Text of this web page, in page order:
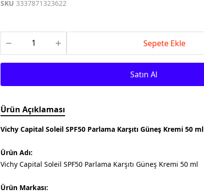
SKU 3337871323622
Sepete Ekle
Satın Al
Ürün Açıklaması
Vichy Capital Soleil SPF50 Parlama Karşıtı Güneş Kremi 50 ml
Ürün Adı:
Vichy Capital Soleil SPF50 Parlama Karşıtı Güneş Kremi 50 ml
Ürün Markası: